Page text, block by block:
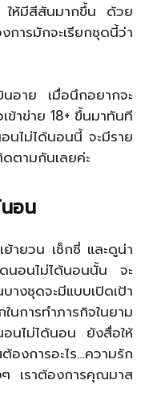
ให้มีสีสันมากขึ้น ด้วย
การมักจะเรียกชุดนี้ว่า
อาย เมื่อนึกอยากจะ
าข่าย 18+ ขึ้นมาทันที
นไม่ได้นอนนี้ จะมีราย
ดตามกันเลยค่ะ
อน
ายวน เซ็กซี่ และดูน่า
นอนไม่ได้นอนนั้น จะ
งชุดจะมีแบบเปิดเป้า
นการทำภารกิจในยาม
ไม่ได้นอน ยังสื่อให้
งการอะไร…ความรัก
ๆ เราต้องการคุณมาส